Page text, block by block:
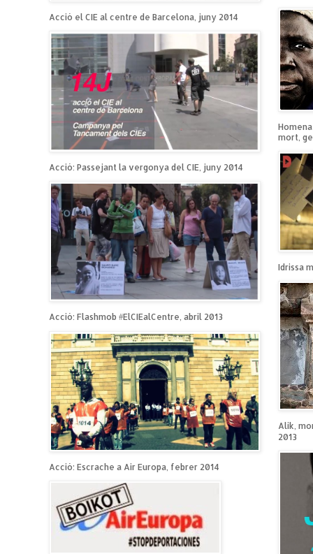
Acció el CIE al centre de Barcelona, juny 2014
Acció: Passejant la vergonya del CIE, juny 2014
Acció: Flashmob #ElCIEalCentre, abril 2013
Acció: Escrache a Air Europa, febrer 2014
mort,
Idrissa
Alik,
2013